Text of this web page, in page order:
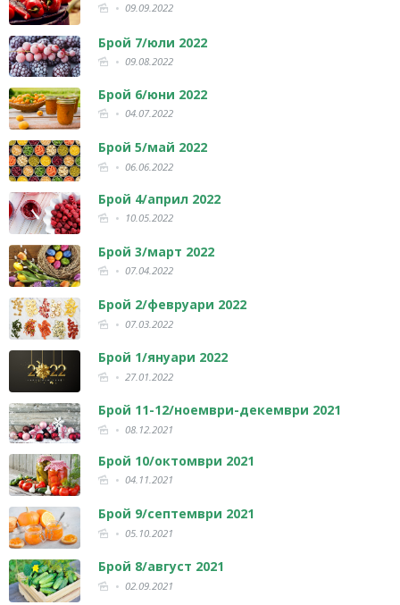
09.09.2022
Брой 7/юли 2022
09.08.2022
Брой 6/юни 2022
04.07.2022
Брой 5/май 2022
06.06.2022
Брой 4/април 2022
10.05.2022
Брой 3/март 2022
07.04.2022
Брой 2/февруари 2022
07.03.2022
Брой 1/януари 2022
27.01.2022
Брой 11-12/ноември-декември 2021
08.12.2021
Брой 10/октомври 2021
04.11.2021
Брой 9/септември 2021
05.10.2021
Брой 8/август 2021
02.09.2021